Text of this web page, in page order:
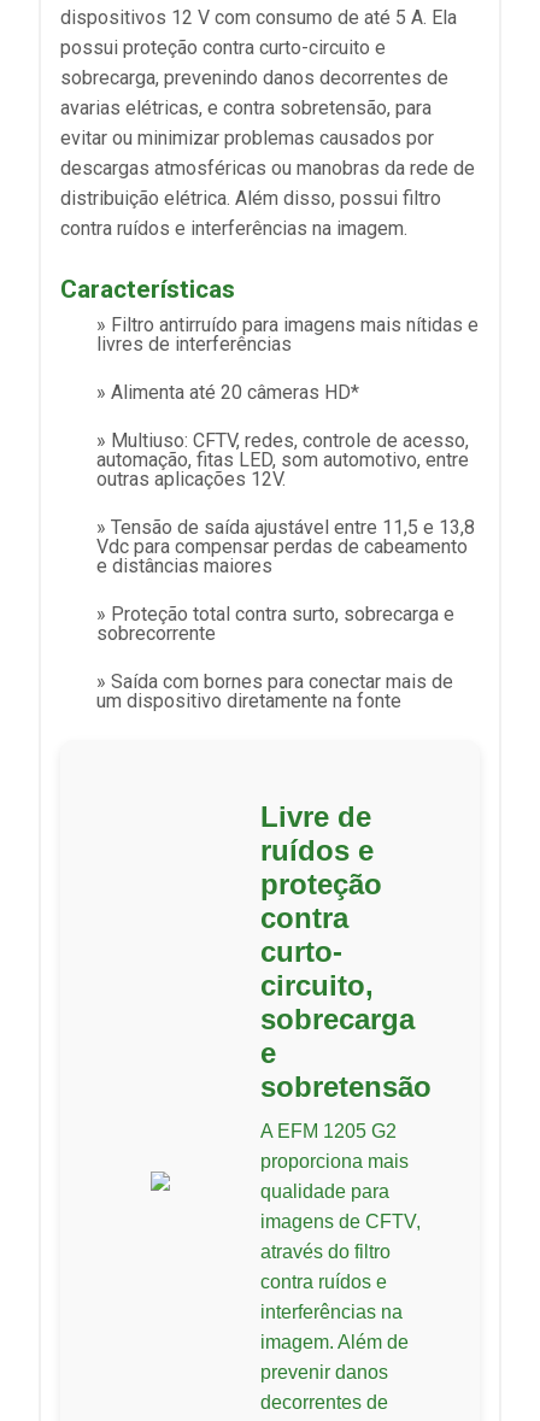
dispositivos 12 V com consumo de até 5 A. Ela
possui proteção contra curto-circuito e
sobrecarga, prevenindo danos decorrentes de
avarias elétricas, e contra sobretensão, para
evitar ou minimizar problemas causados por
descargas atmosféricas ou manobras da rede de
distribuição elétrica. Além disso, possui filtro
contra ruídos e interferências na imagem.
Características
» Filtro antirruído para imagens mais nítidas e
livres de interferências
» Alimenta até 20 câmeras HD*
» Multiuso: CFTV, redes, controle de acesso,
automação, fitas LED, som automotivo, entre
outras aplicações 12V.
» Tensão de saída ajustável entre 11,5 e 13,8
Vdc para compensar perdas de cabeamento
e distâncias maiores
» Proteção total contra surto, sobrecarga e
sobrecorrente
» Saída com bornes para conectar mais de
um dispositivo diretamente na fonte
Livre de
ruídos e
proteção
contra
curto-
circuito,
sobrecarga
e
sobretensão
A EFM 1205 G2
proporciona mais
qualidade para
imagens de CFTV,
através do filtro
contra ruídos e
interferências na
imagem. Além de
prevenir danos
decorrentes de